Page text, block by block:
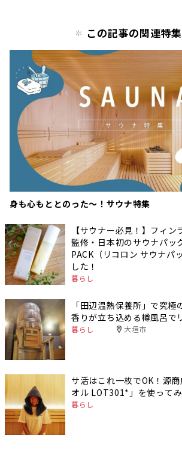
す。プロデューサーのREIさ
教に触れたことがきっかけと
学”の魅力を誰もが楽しめる“
この記事の関連特集
身も心もととのった〜！サウナ特集
【サウナー必見！】フィ
監修・日本初のサウナパッ
PACK（リコロン サウナパ
した！
暮らし
「田辺温熱保養所」で究
香りが立ち込める樽風呂で
暮らし 大垣市
サ活はこれ一枚でOK！源
オル LOT301*」を使ってみ
暮らし